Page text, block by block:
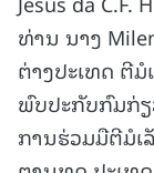
ທ່ານ ນາງ
ຕ່າງປະເທດ ຕີ
ພົບປະກັບກົມກ່ຽ
ການຮ່ວມມືຕີມໍເ